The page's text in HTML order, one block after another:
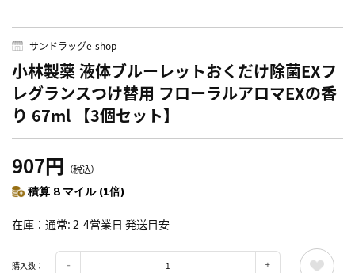
サンドラッグe-shop
小林製薬 液体ブルーレットおくだけ除菌EXフ
レグランスつけ替用 フローラルアロマEXの香
り 67ml 【3個セット】
907円 （税込）
積算 8 マイル (1倍)
在庫 通常: 2-4営業日 発送目安
購入数：